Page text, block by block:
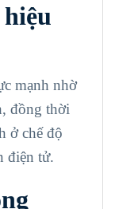
mạnh nhờ
đồng thời
ở chế độ
điện tử.